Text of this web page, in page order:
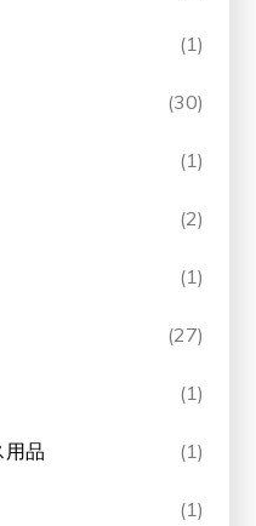
(1)
(30)
(1)
(2)
(1)
(27)
(1)
用品 (1)
(1)